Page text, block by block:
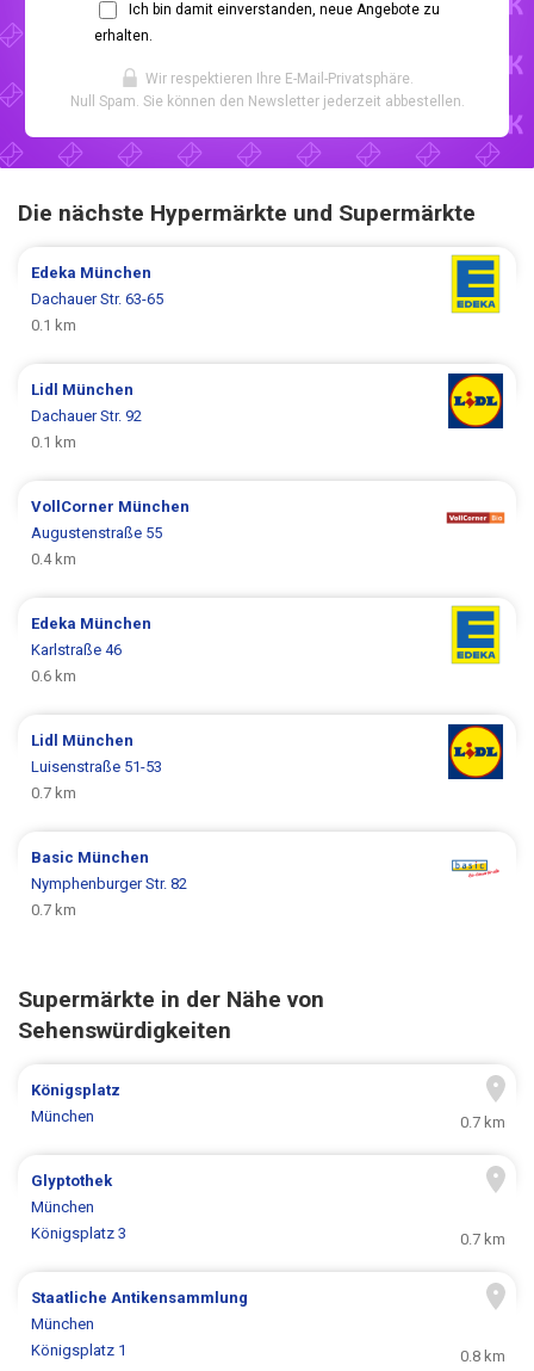
Ich bin damit einverstanden, neue Angebote zu
erhalten.
Wir respektieren Ihre E-Mail-Privatsphäre.
Null Spam. Sie können den Newsletter jederzeit abbestellen.
Die nächste Hypermärkte und Supermärkte
Edeka München
Dachauer Str. 63-65
0.1 km
Lidl München
Dachauer Str. 92
0.1 km
VollCorner München
Augustenstraße 55
0.4 km
Edeka München
Karlstraße 46
0.6 km
Lidl München
Luisenstraße 51-53
0.7 km
Basic München
Nymphenburger Str. 82
0.7 km
Supermärkte in der Nähe von
Sehenswürdigkeiten
Königsplatz
München
0.7 km
Glyptothek
München
Königsplatz 3
0.7 km
Staatliche Antikensammlung
München
Königsplatz 1
0.8 km